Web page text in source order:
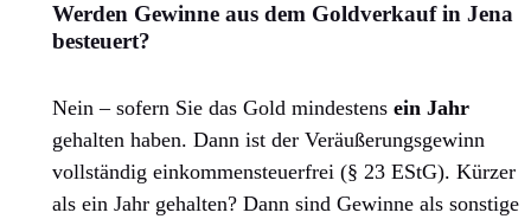
Werden Gewinne aus dem Goldverkauf in Jena
besteuert?
Nein – sofern Sie das Gold mindestens ein Jahr
gehalten haben. Dann ist der Veräußerungsgewinn
vollständig einkommensteuerfrei (§ 23 EStG). Kürzer
als ein Jahr gehalten? Dann sind Gewinne als sonstige